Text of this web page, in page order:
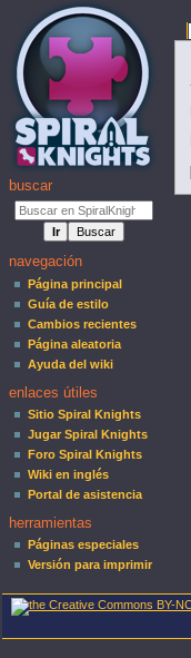
buscar
navegación
Página principal
Guía de estilo
Cambios recientes
Página aleatoria
Ayuda del wiki
enlaces útiles
Sitio Spiral Knights
Jugar Spiral Knights
Foro Spiral Knights
Wiki en inglés
Portal de asistencia
herramientas
Páginas especiales
Versión para imprimir